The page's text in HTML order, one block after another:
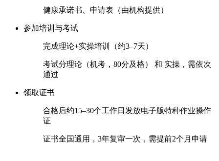
健康承诺书、申请表（由机构提供）‌‌
‌参加培训与考试‌
完成‌理论+实操培训‌（约3–7天）
考试分‌理论（机考，80分及格）‌ 和 ‌实操‌，需依次
通过 ‌‌
‌领取证书‌
合格后约15–30个工作日发放‌电子版特种作业操作
证‌
证书全国通用，‌3年复审一次‌，需提前2个月申请 ‌‌